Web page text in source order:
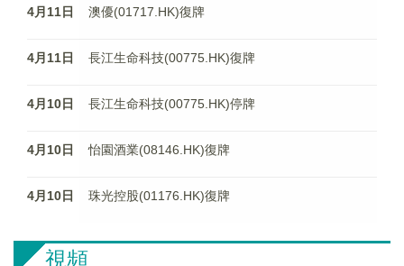
4月11日 澳優(01717.HK)復牌
4月11日 長江生命科技(00775.HK)復牌
4月10日 長江生命科技(00775.HK)停牌
4月10日 怡園酒業(08146.HK)復牌
4月10日 珠光控股(01176.HK)復牌
視頻